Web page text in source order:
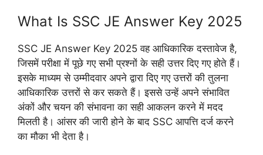
What Is SSC JE Answer Key 2025
SSC JE Answer Key 2025 वह आधिकारिक दस्तावेज है,
जिसमें परीक्षा में पूछे गए सभी प्रश्नों के सही उत्तर दिए गए होते हैं।
इसके माध्यम से उम्मीदवार अपने द्वारा दिए गए उत्तरों की तुलना
आधिकारिक उत्तरों से कर सकते हैं। इससे उन्हें अपने संभावित
अंकों और चयन की संभावना का सही आकलन करने में मदद
मिलती है। आंसर की जारी होने के बाद SSC आपत्ति दर्ज करने
का मौका भी देता है।